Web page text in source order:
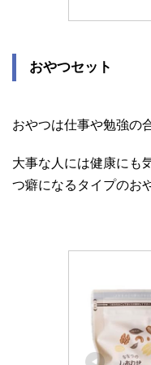
おやつセット
おやつは仕事や勉強の
大事な人には健康にも
つ癖になるタイプのお